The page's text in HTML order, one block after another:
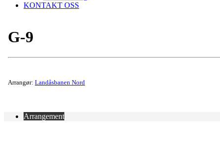
KONTAKT OSS
G-9
Arrangør: Landåsbanen Nord
Arrangement